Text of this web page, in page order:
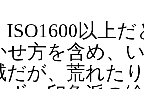
以上だ
せ方を含め、
だが、荒れた